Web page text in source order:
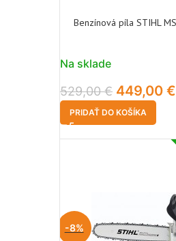
Benzínová píla STIHL
Na sklade
529,00€ 449,00 €
PRIDAŤ DO KOŠÍKA
-8%